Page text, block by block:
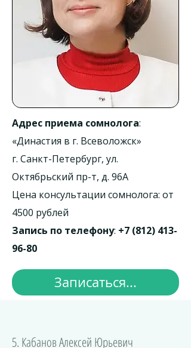
Адрес приема сомнолога:
«Династия в г. Всеволожск»
г. Санкт-Петербург, ул.
Октябрьский пр-т, д. 96А
Цена консультации сомнолога: от
4500 рублей
Запись по телефону: +7 (812) 413-
96-80
Записаться...
5. Кабанов Алексей Юрьевич